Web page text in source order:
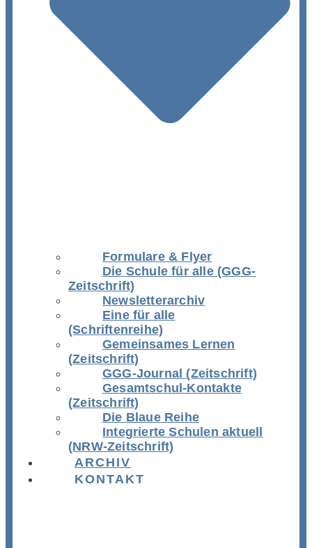
Formulare & Flyer
Die Schule für alle (GGG-
Zeitschrift)
Newsletterarchiv
Eine für alle
(Schriftenreihe)
Gemeinsames Lernen
(Zeitschrift)
GGG-Journal (Zeitschrift)
Gesamtschul-Kontakte
(Zeitschrift)
Die Blaue Reihe
Integrierte Schulen aktuell
(NRW-Zeitschrift)
ARCHIV
KONTAKT